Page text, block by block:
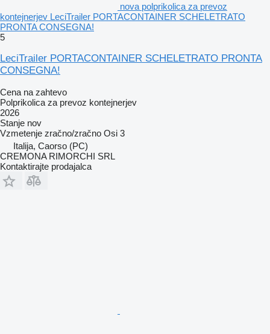
nova polprikolica za prevoz
kontejnerjev LeciTrailer PORTACONTAINER SCHELETRATO
PRONTA CONSEGNA!
5
LeciTrailer PORTACONTAINER SCHELETRATO PRONTA
CONSEGNA!
Cena na zahtevo
Polprikolica za prevoz kontejnerjev
2026
Stanje nov
Vzmetenje zračno/zračno Osi 3
Italija, Caorso (PC)
CREMONA RIMORCHI SRL
Kontaktirajte prodajalca